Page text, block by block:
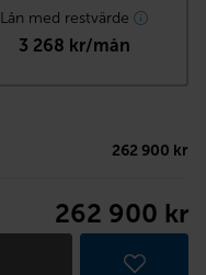
Lån med restvärde
3 268 kr/mån
262 900 kr
262 900 kr